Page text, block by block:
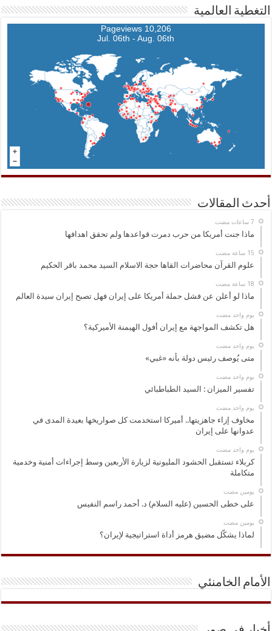
التغطية العالمية
10,206 Pageviews
Jul. 06th - Aug. 06th
أحدث المقالات
ماذا جنت أمريكا من حرب دمرت قواعدها ولم تحقق اهدافها
علوم القرآن محاضرات القاها حجة الاسلام السيد محمد باقر الحكيم
ماذا لو أعلن عن فشل حملة أمريكا على إيران فهل تصبح إيران سيدة العالم
‏يوم واحد مضت
هل تكشف المواجهة مع إيران أفول الهيمنة الأميركية؟
‏يوم واحد مضت
متى يُوصف رئيس دولة بأنه «غبي»
‏يوم واحد مضت
تفسير الميزان : السيد الطباطبائي
‏يوم واحد مضت
مخاوف إزاء جاهزيتها.. أميركا استخدمت كل صواريخها بعيدة المدى في
عدوانها على إيران
‏يوم واحد مضت
كربلاء تستقبل الحشود المليونية لزيارة الأربعين وسط إجراءات أمنية وخدمية
متكاملة
‏يومين مضت
على خطى الحسين (عليه السلام) د. أحمد راسم النفيس
‏يومين مضت
لماذا يشكّل مضيق هرمز أداة استراتيجية لإيران؟
الأمام الخامنئي